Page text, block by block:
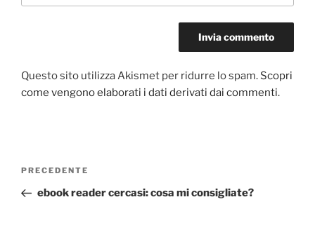
Questo sito utilizza Akismet per ridurre lo spam. Scopri
come vengono elaborati i dati derivati dai commenti.
Navigazione
Articolo
precedente:
PRECEDENTE
ebook reader cercasi: cosa mi consigliate?